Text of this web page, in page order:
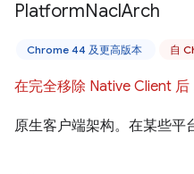
PlatformNaclArch
Chrome 44 及更高版本 自
在完全移除 Native Client 后
原生客户端架构。在某些平